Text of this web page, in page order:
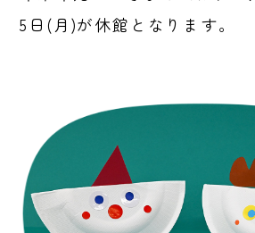
5日(月)が休館となります。